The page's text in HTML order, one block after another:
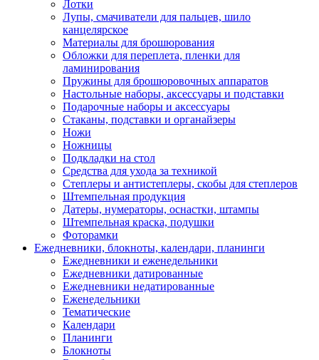
Лотки
Лупы, смачиватели для пальцев, шило
канцелярское
Материалы для брошюрования
Обложки для переплета, пленки для
ламинирования
Пружины для брошюровочных аппаратов
Настольные наборы, аксессуары и подставки
Подарочные наборы и аксессуары
Стаканы, подставки и органайзеры
Ножи
Ножницы
Подкладки на стол
Средства для ухода за техникой
Степлеры и антистеплеры, скобы для степлеров
Штемпельная продукция
Датеры, нумераторы, оснастки, штампы
Штемпельная краска, подушки
Фоторамки
Ежедневники, блокноты, календари, планинги
Ежедневники и еженедельники
Ежедневники датированные
Ежедневники недатированные
Еженедельники
Тематические
Календари
Планинги
Блокноты